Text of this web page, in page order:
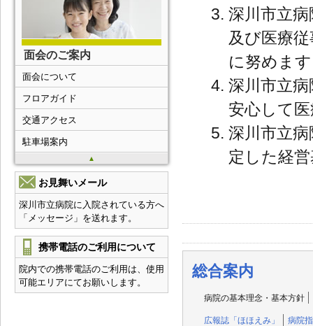
深川市立
及び医療
に努めま
深川市立
安心して
深川市立
定した経
総合案内
病院の基本理念・基本方針
広報誌「ほほえみ」 病院
面会のご案内
▲
面会について
フロアガイド
交通アクセス
駐車場案内
お見舞いメール
深川市立病院に入院されている方へ
「メッセージ」を送れます。
携帯電話のご利用について
院内での携帯電話のご利用は、使用
可能エリアにてお願いします。